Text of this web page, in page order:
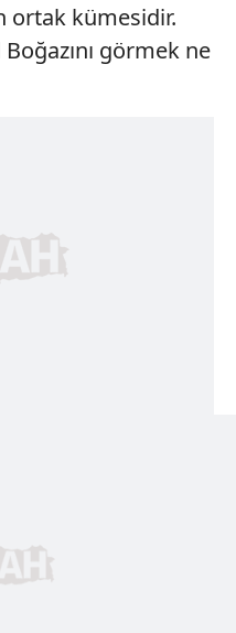
ortak kümesidir.
görmek ne